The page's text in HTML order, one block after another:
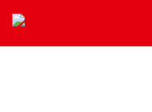
Zum
Inhalt
springen